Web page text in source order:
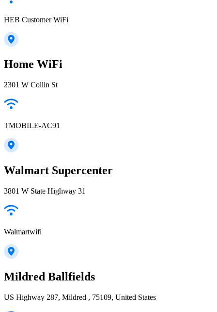
HEB Customer WiFi
Home WiFi
2301 W Collin St
TMOBILE-AC91
Walmart Supercenter
3801 W State Highway 31
Walmartwifi
Mildred Ballfields
US Highway 287, Mildred , 75109, United States